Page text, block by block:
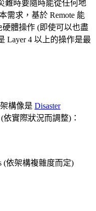
難時要隨時能從任何地
需求，基於 Remote 能
體操作 (即使可以也盡
Layer 4 以上的操作是最
構像是 Disaster
依實際狀況而調整)：
(依架構複雜度而定)